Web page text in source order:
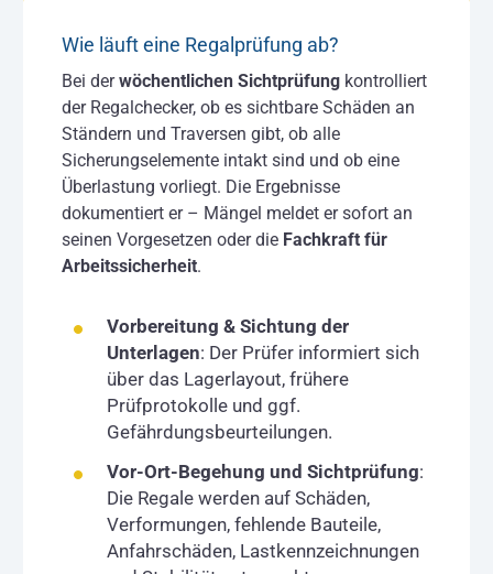
Wie läuft eine Regalprüfung ab?
Bei derwöchentlichen Sichtprüfungkontrolliert
der Regalchecker, ob es sichtbare Schäden an
Ständern und Traversen gibt, ob alle
Sicherungselemente intakt sind und ob eine
Überlastung vorliegt. Die Ergebnisse
dokumentiert er – Mängel meldet er sofort an
seinen Vorgesetzen oder die Fachkraft für
Arbeitssicherheit.
Vorbereitung & Sichtung der
Unterlagen: Der Prüfer informiert sich
über das Lagerlayout, frühere
Prüfprotokolle und ggf.
Gefährdungsbeurteilungen.
Vor-Ort-Begehung und Sichtprüfung:
Die Regale werden auf Schäden,
Verformungen, fehlende Bauteile,
Anfahrschäden, Lastkennzeichnungen